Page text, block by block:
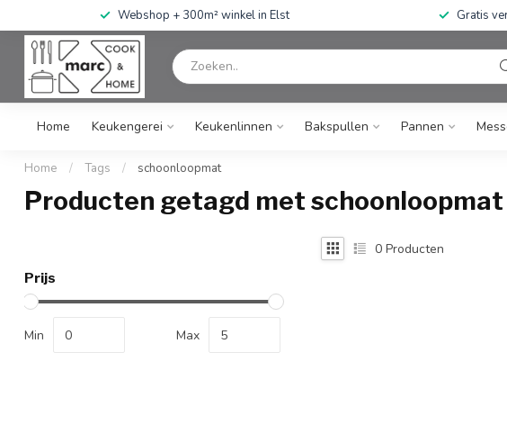
Webshop + 300m² winkel in Elst Gratis
Home Keukengerei Keukenlinnen Bakspullen Pannen
Home / Tags / schoonloopmat
Producten getagd met schoonloopmat
Prijs
Min Max
0 Producten